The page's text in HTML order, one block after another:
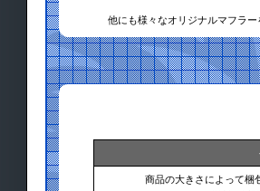
他にも様々なオリジナルマフラ
商品の大きさによって梱